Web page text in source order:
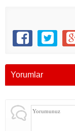
Yorumlar